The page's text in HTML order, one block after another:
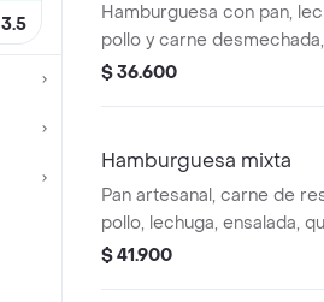
3.5
Hamburguesa con pan,
pollo y carne
mozzarella.
$ 36.600
Hamburguesa mixta
Pan artesanal, carne de
pollo, lechuga, ensalada,
y tocineta
$ 41.900